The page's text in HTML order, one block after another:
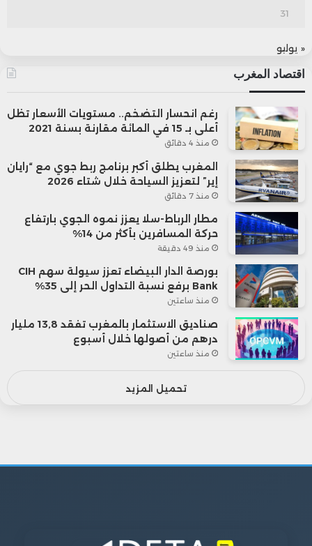
31
« يوليو
اقتصاد المغرب
رغم انحسار التضخم.. مستويات الأسعار تظل
أعلى بـ 15 في المائة مقارنة بسنة 2021
منذ 4 دقائق
المغرب يطلق أكبر برنامج ربط جوي مع “رايان
إير” لتعزيز السياحة خلال شتاء 2026
منذ 7 دقائق
مطار الرباط-سلا يعزز نموه الجوي بارتفاع
حركة المسافرين بأكثر من 14%
منذ 49 دقيقة
بورصة الدار البيضاء تعزز سيولة سهم CIH
Bank برفع نسبة التداول الحر إلى 35%
منذ ساعتين
صناديق الاستثمار بالمغرب تفقد 13,8 مليار
درهم من أصولها خلال أسبوع
منذ ساعتين
تحميل المزيد